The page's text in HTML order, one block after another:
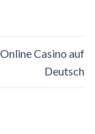
Casino auf
Deutsch